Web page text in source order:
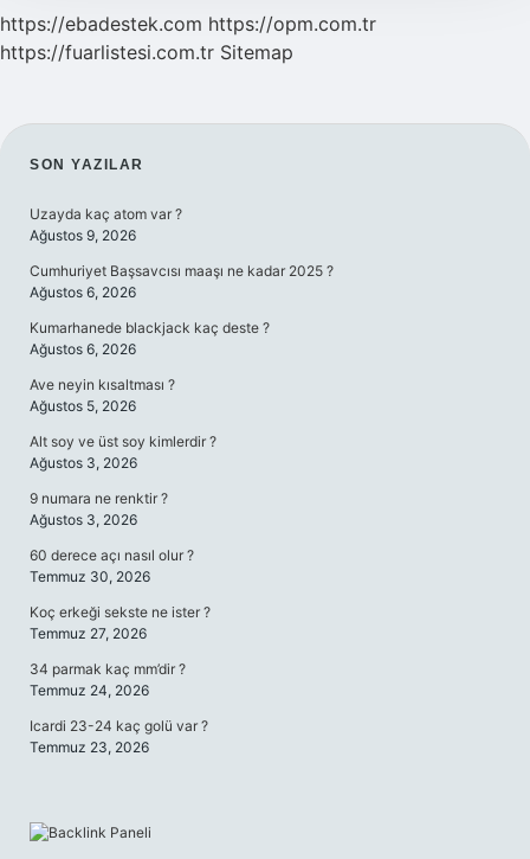
https://ebadestek.com https://opm.com.tr
https://fuarlistesi.com.tr Sitemap
SIDEBAR
SON YAZILAR
Uzayda kaç atom var ?
Ağustos 9, 2026
Cumhuriyet Başsavcısı maaşı ne kadar 2025 ?
Ağustos 6, 2026
Kumarhanede blackjack kaç deste ?
Ağustos 6, 2026
Ave neyin kısaltması ?
Ağustos 5, 2026
Alt soy ve üst soy kimlerdir ?
Ağustos 3, 2026
9 numara ne renktir ?
Ağustos 3, 2026
60 derece açı nasıl olur ?
Temmuz 30, 2026
Koç erkeği sekste ne ister ?
Temmuz 27, 2026
34 parmak kaç mm’dir ?
Temmuz 24, 2026
Icardi 23-24 kaç golü var ?
Temmuz 23, 2026